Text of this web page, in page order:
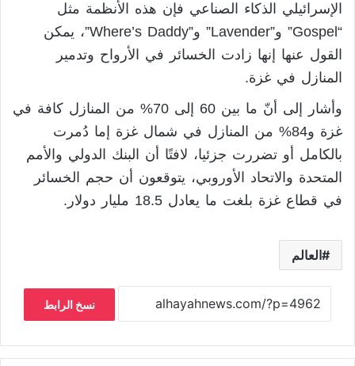
الإسرائيلي الذكاء الصناعي فإن هذه الأنظمة مثل
“Gospel” و”Lavender” و”Where’s Daddy”، يمكن
القول عنها إنها زادت الخسائر في الأرواح وتدمير
المنازل في غزة.
وأشار إلى أنّ ما بين 60 إلى 70% من المنازل كافة في
غزة و84% من المنازل في شمال غزة إما دُمرت
بالكامل أو تضررت جزئيا، لافتًا أن البنك الدولي والأمم
المتحدة والاتحاد الأوروبي، يتوقعون أن حجم الخسائر
في قطاع غزة بلغت ما يعادل 18.5 مليار دولار.
العالم
نسخ الرابط